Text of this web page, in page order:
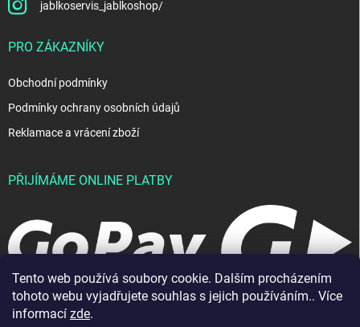
Tento web používá soubory cookie. Dalším procházením
tohoto webu vyjadřujete souhlas s jejich používáním.. Více
informací zde.
jablkoservis_jablkoshop/
PRO ZÁKAZNÍKY
Obchodní podmínky
Podmínky ochrany osobních údajů
Reklamace a vrácení zboží
PŘIJÍMÁME ONLINE PLATBY